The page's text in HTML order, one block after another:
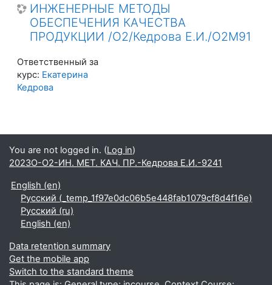
ИНЖЕНЕРНЫЕ МЕТОДЫ
ОБЕСПЕЧЕНИЯ КАЧЕСТВА
ПРОДУКЦИИ /О2/Кедрова Е.И./О2М91
Ответственный за
курс: Екатерина
Кедрова
You are not logged in. (Log in)
2023О-О2-ИН. МЕТ. КАЧ. ПР.-Кедрова Е.И.-9241
English ‎(en)‎
Русский ‎(_temp_1f97e0dc06b5e448fab1079cf8d4f16e)‎
Русский ‎(ru)‎
English ‎(en)‎
Data retention summary
Get the mobile app
Switch to the standard theme